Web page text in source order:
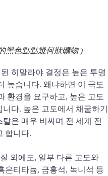
黑色點點幾何狀礦物 )
히말라야 결정은 높은 투명
높습니다. 왜냐하면 이 극도
환경을 요구하고, 높은 고도
다. 높은 고도에서 채굴하기
은 매우 비싸며 전 세계 전
합니다.
외에도, 일부 다른 고도와
은티타늄, 금홍석, 녹니석 등